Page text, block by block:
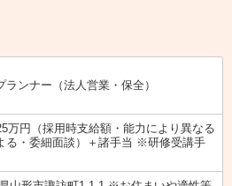
ランナー（法人営業・保全）
万円（採用時支給額・能力により異なる
る・委細面談）＋諸手当 ※研修受講手